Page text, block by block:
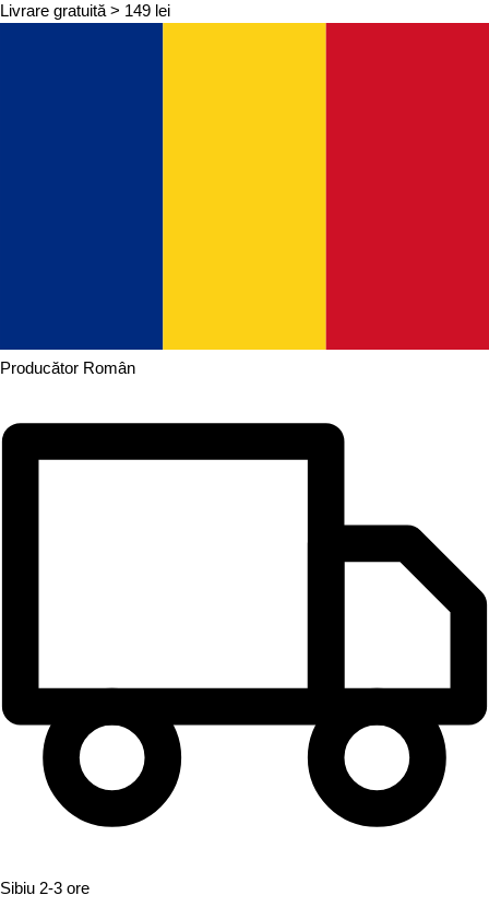
Livrare gratuită > 149 lei
Producător Român
Sibiu 2-3 ore